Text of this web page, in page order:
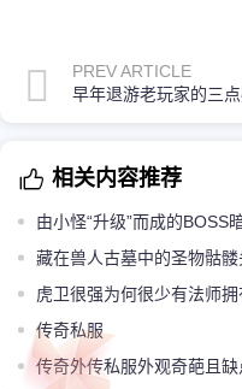
PREV ARTICLE
早年退游老玩家的三
相关内容推荐
由小怪“升级”而成的BOSS
灵 藏在兽人古墓中的圣物骷髅
虎卫很强为何很少有法师拥
传奇私服
传奇外传私服外观奇葩且